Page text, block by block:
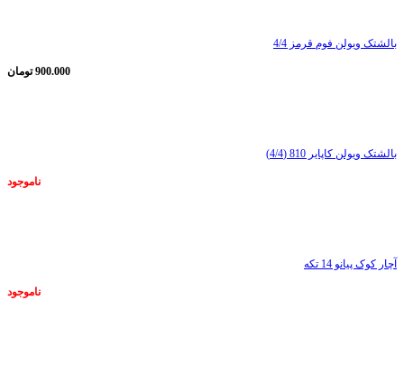
بالشتک ویولن فوم قرمز 4/4
900.000 تومان
بالشتک ویولن کاپایر 810 (4/4)
ناموجود
آچار کوک پیانو 14 تکه
ناموجود